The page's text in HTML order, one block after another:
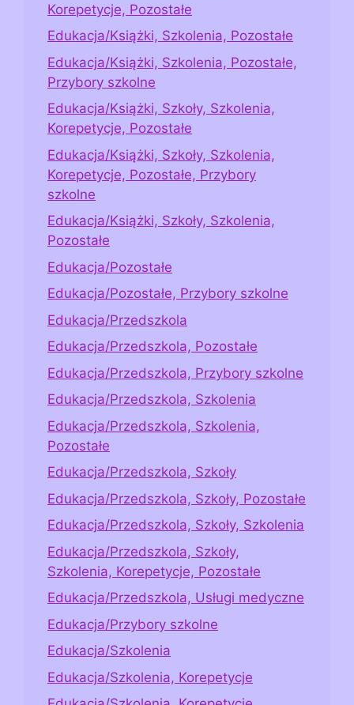
Korepetycje, Pozostałe
Edukacja/Książki, Szkolenia, Pozostałe
Edukacja/Książki, Szkolenia, Pozostałe,
Przybory szkolne
Edukacja/Książki, Szkoły, Szkolenia,
Korepetycje, Pozostałe
Edukacja/Książki, Szkoły, Szkolenia,
Korepetycje, Pozostałe, Przybory
szkolne
Edukacja/Książki, Szkoły, Szkolenia,
Pozostałe
Edukacja/Pozostałe
Edukacja/Pozostałe, Przybory szkolne
Edukacja/Przedszkola
Edukacja/Przedszkola, Pozostałe
Edukacja/Przedszkola, Przybory szkolne
Edukacja/Przedszkola, Szkolenia
Edukacja/Przedszkola, Szkolenia,
Pozostałe
Edukacja/Przedszkola, Szkoły
Edukacja/Przedszkola, Szkoły, Pozostałe
Edukacja/Przedszkola, Szkoły, Szkolenia
Edukacja/Przedszkola, Szkoły,
Szkolenia, Korepetycje, Pozostałe
Edukacja/Przedszkola, Usługi medyczne
Edukacja/Przybory szkolne
Edukacja/Szkolenia
Edukacja/Szkolenia, Korepetycje